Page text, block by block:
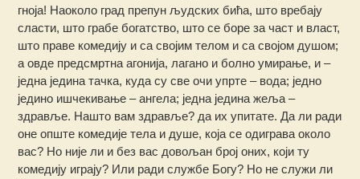
гноја! Наоколо град препун људских бића, што вребају
сласти, што грабе богатство, што се боре за част и власт,
што праве комедију и са својим телом и са својом душом;
а овде предсмртна агонија, лагано и болно умирање, и –
једна једина тачка, куда су све очи упрте – вода; једно
једино ишчекивање – ангела; једна једина жеља –
здравље. Нашто вам здравље? да их упитате. Да ли ради
оне опште комедије тела и душе, која се одиграва около
вас? Но није ли и без вас довољан број оних, који ту
комедију играју? Или ради службе Богу? Но не служи ли